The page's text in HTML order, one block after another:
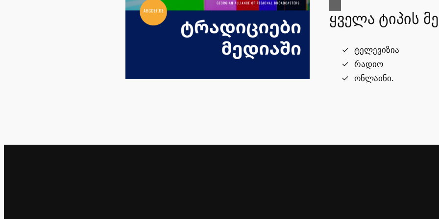
ყველა ტიპის
ტელევიზია
რადიო
ონლაინი.